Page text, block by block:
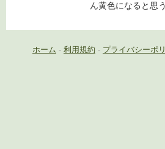
ん黄色になると思う
ホーム - 利用規約 - プライバシーポ